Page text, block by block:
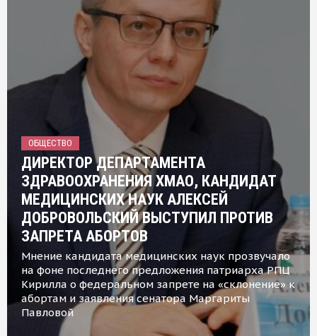
ОБЩЕСТВО
ДИРЕКТОР ДЕПАРТАМЕНТА
ЗДРАВООХРАНЕНИЯ ХМАО, КАНДИДАТ
МЕДИЦИНСКИХ НАУК АЛЕКСЕЙ
ДОБРОВОЛЬСКИЙ ВЫСТУПИЛ ПРОТИВ
ЗАПРЕТА АБОРТОВ
Мнение кандидата медицинских наук прозвучало
на фоне последнего предложения патриарха РПЦ
Кирилла о федеральном запрете на «склонение» к
абортам и заявления сенатора Маргариты
Павловой